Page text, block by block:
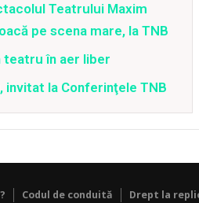
Teatrului Maxim
pe scena mare, la TNB
teatru în aer liber
invitat la Conferinţele TNB
Codul de conduită Drept la